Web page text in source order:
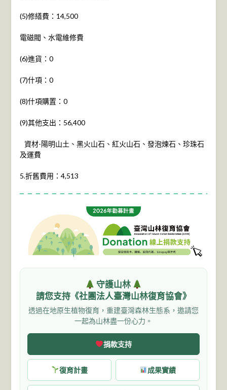
(5)修繕費：14,500
電磁閥、水電維修費
(6)進貨：0
(7)什項：0
(8)什項購置：0
(9)其他支出：56,400
資材-陽明山土、黑火山石、紅火山石、發泡煉石、珍珠石
及運費
5.折舊費用：4,513
守護山林
請您支持《社團法人臺灣山林復育協會》
透過在地原生植物復育，重建臺灣森林生態系，邀請您
一起為山林盡一份心力。
捐款支持
復育計畫 成果實績